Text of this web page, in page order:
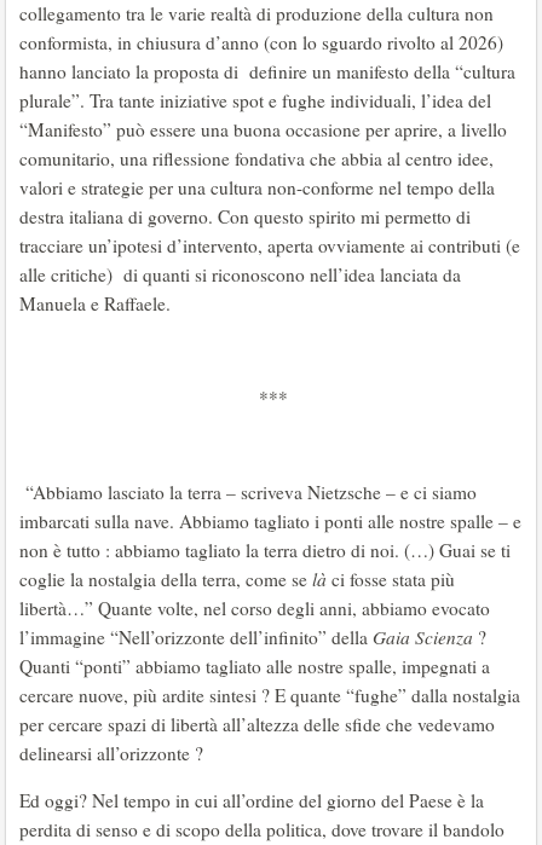
collegamento tra le varie realtà di produzione della cultura non
conformista, in chiusura d’anno (con lo sguardo rivolto al 2026)
hanno lanciato la proposta di definire un manifesto della “cultura
plurale”. Tra tante iniziative spot e fughe individuali, l’idea del
“Manifesto” può essere una buona occasione per aprire, a livello
comunitario, una riflessione fondativa che abbia al centro idee,
valori e strategie per una cultura non-conforme nel tempo della
destra italiana di governo. Con questo spirito mi permetto di
tracciare un’ipotesi d’intervento, aperta ovviamente ai contributi (e
alle critiche) di quanti si riconoscono nell’idea lanciata da
Manuela e Raffaele.
***
“Abbiamo lasciato la terra – scriveva Nietzsche – e ci siamo
imbarcati sulla nave. Abbiamo tagliato i ponti alle nostre spalle – e
non è tutto : abbiamo tagliato la terra dietro di noi. (…) Guai se ti
coglie la nostalgia della terra, come se là ci fosse stata più
libertà…” Quante volte, nel corso degli anni, abbiamo evocato
l’immagine “Nell’orizzonte dell’infinito” della Gaia Scienza ?
Quanti “ponti” abbiamo tagliato alle nostre spalle, impegnati a
cercare nuove, più ardite sintesi ? E quante “fughe” dalla nostalgia
per cercare spazi di libertà all’altezza delle sfide che vedevamo
delinearsi all’orizzonte ?
Ed oggi? Nel tempo in cui all’ordine del giorno del Paese è la
perdita di senso e di scopo della politica, dove trovare il bandolo